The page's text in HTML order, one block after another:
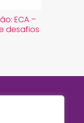
ECA –
desafios